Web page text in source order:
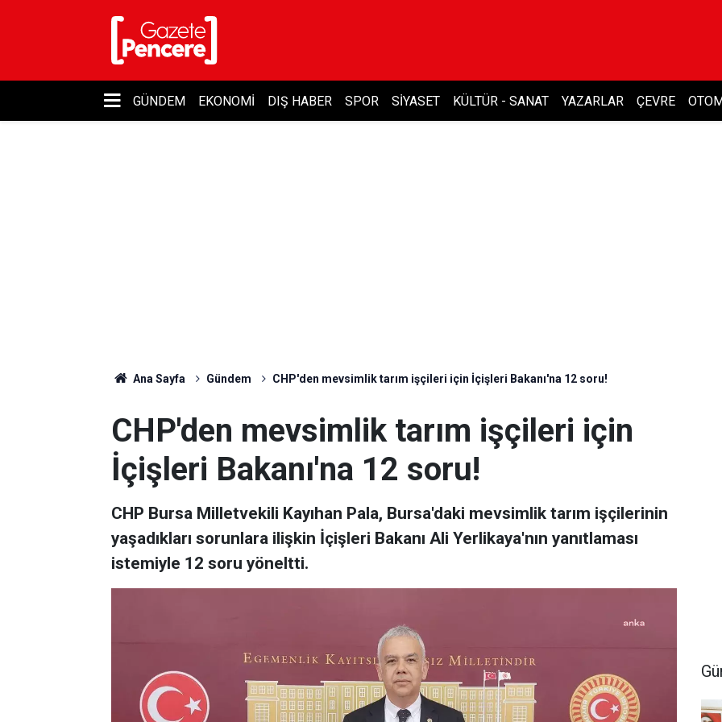
GÜNDEM EKONOMI DIŞ HABER SPOR SIYASET KÜLTÜR - SANAT YAZARLAR ÇEVRE
Ana Sayfa Gündem CHP'den mevsimlik tarım işçileri için İçişleri Bakanı'na 12 soru!
CHP'den mevsimlik tarım işçileri için
İçişleri Bakanı'na 12 soru!
CHP Bursa Milletvekili Kayıhan Pala, Bursa'daki mevsimlik tarım işçilerinin
yaşadıkları sorunlara ilişkin İçişleri Bakanı Ali Yerlikaya'nın yanıtlaması
istemiyle 12 soru yöneltti.